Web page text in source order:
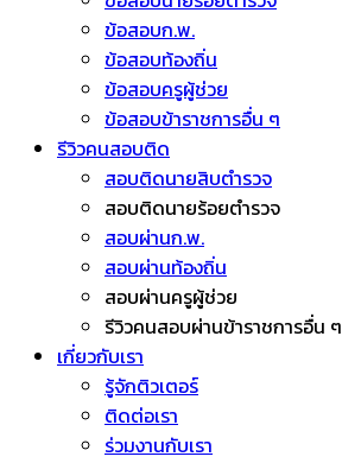
ข้อสอบก.พ.
ข้อสอบท้องถิ่น
ข้อสอบครูผู้ช่วย
ข้อสอบข้าราชการอื่น ๆ
รีวิวคนสอบติด
สอบติดนายสิบตำรวจ
สอบติดนายร้อยตำรวจ
สอบผ่านก.พ.
สอบผ่านท้องถิ่น
สอบผ่านครูผู้ช่วย
รีวิวคนสอบผ่านข้าราชการอื่น ๆ
เกี่ยวกับเรา
รู้จักติวเตอร์
ติดต่อเรา
ร่วมงานกับเรา